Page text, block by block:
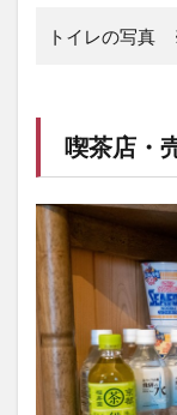
トイレの写真
喫茶店・